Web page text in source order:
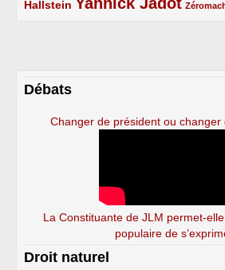
Hallstein
2/5
4/5
1/5
Débats
Changer de président ou changer
La Constituante de JLM permet-
populaire de
Droit naturel